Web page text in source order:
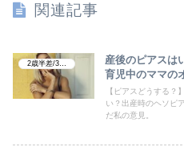
関連記事
2歳半差/3学年差
産後のピアスは
育児中のママの
【ピアスどうする？
い？出産時のヘソピ
だ私の意見。